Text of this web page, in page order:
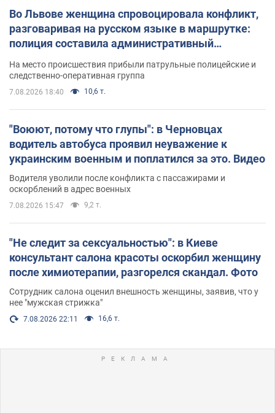
Во Львове женщина спровоцировала конфликт,
разговаривая на русском языке в маршрутке:
полиция составила административный
На место происшествия прибыли патрульные полицейские и
следственно-оперативная группа
7.08.2026 18:40 10,6 т.
"Воюют, потому что глупы": в Черновцах
водитель автобуса проявил неуважение к
украинским военным и поплатился за это. Видео
Водителя уволили после конфликта с пассажирами и
оскорблений в адрес военных
7.08.2026 15:47 9,2 т.
"Не следит за сексуальностью": в Киеве
консультант салона красоты оскорбил женщину
после химиотерапии, разгорелся скандал. Фото
Сотрудник салона оценил внешность женщины, заявив, что у
нее "мужская стрижка"
7.08.2026 22:11 16,6 т.